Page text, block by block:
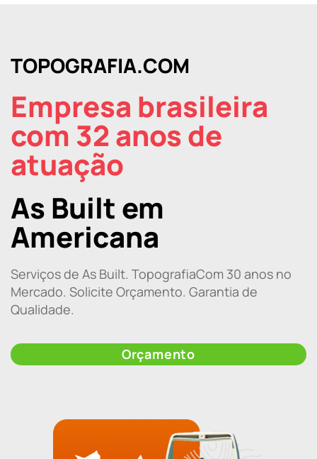
TOPOGRAFIA.COM
Empresa brasileira
com 32 anos de
atuação
As Built em
Americana
Serviços de As Built. TopografiaCom 30 anos no
Mercado. Solicite Orçamento. Garantia de
Qualidade.
Orçamento